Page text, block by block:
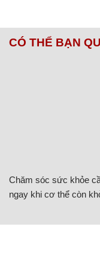
CÓ THỂ BẠN
Chăm sóc sức khỏe
ngay khi cơ thể còn